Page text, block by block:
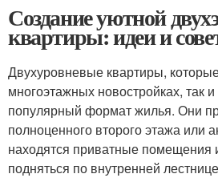
Создание уютной
квартиры: идеи и
Двухуровневые квартиры,
многоэтажных новостройках, так
популярный формат жилья. Они
полноценного второго этажа или
находятся приватные помещения
подняться по внутренней